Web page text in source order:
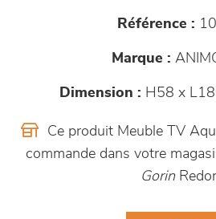
Référence :
Marque :
Dimension : H58 x
Ce produit Meuble TV
commande dans votre
Gorin